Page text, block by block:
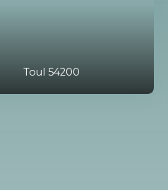
Toul 54200